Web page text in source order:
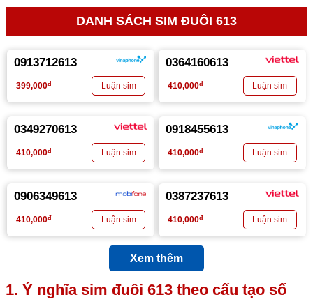
DANH SÁCH SIM ĐUÔI 613
0913712613
399,000đ
0364160613
410,000đ
0349270613
410,000đ
0918455613
410,000đ
0906349613
410,000đ
0387237613
410,000đ
Xem thêm
1. Ý nghĩa sim đuôi 613 theo cấu tạo số